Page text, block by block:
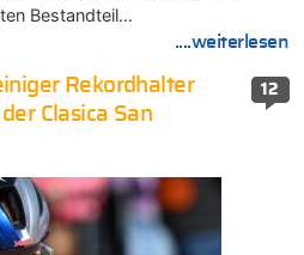
Bestandteil…
....weiterlesen
12
Rekordhalter
Clasica San